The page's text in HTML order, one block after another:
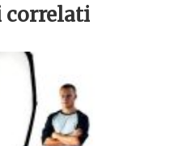
correlati